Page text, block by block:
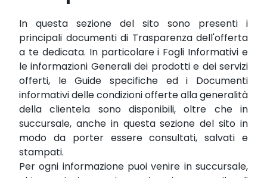
In questa sezione del sito sono presenti i
principali documenti di Trasparenza dell'offerta
a te dedicata. In particolare i Fogli Informativi e
le informazioni Generali dei prodotti e dei servizi
offerti, le Guide specifiche ed i Documenti
informativi delle condizioni offerte alla generalità
della clientela sono disponibili, oltre che in
succursale, anche in questa sezione del sito in
modo da porter essere consultati, salvati e
stampati.
Per ogni informazione puoi venire in succursale,